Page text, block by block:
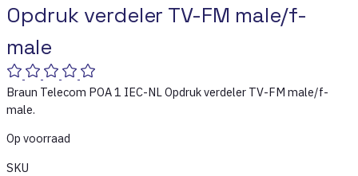
Opdruk verdeler TV-FM male/f-
male
Braun Telecom POA 1 IEC-NL Opdruk verdeler TV-FM male/f-
male.
Op voorraad
SKU